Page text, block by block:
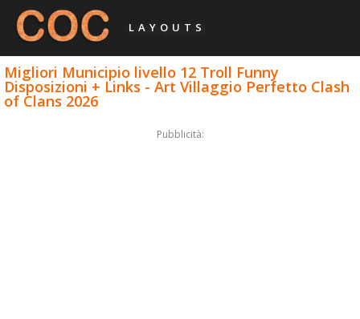
LAYOUTS
Migliori Municipio livello 12 Troll Funny
Disposizioni + Links - Art Villaggio Perfetto Clash
of Clans 2026
Pubblicità: